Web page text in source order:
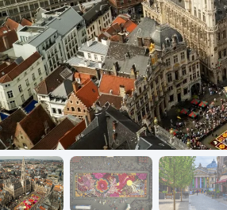
Reisen mit
Durchführungsgarantie
Letzte Plätze sichern
Reisen mit
Durchführungsgarantie
Letzte Plätze sichern
buchen